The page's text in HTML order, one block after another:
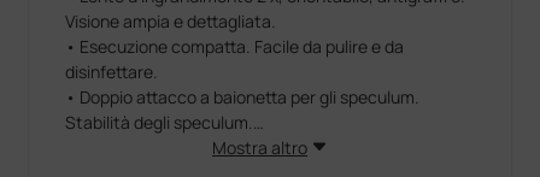
Visione ampia e dettagliata.
• Esecuzione compatta. Facile da pulire e da
disinfettare.
• Doppio attacco a baionetta per gli speculum.
Stabilità degli speculum.
Mostra altro